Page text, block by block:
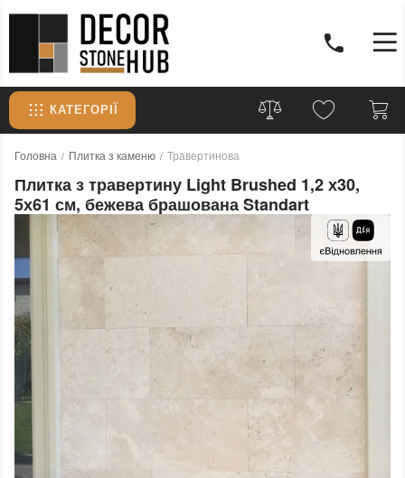
КАТЕГОРІЇ
Головна Плитка з каменю Травертинова
Плитка з травертину Light Brushed 1,2 х30,
5х61 см, бежева брашована Standart